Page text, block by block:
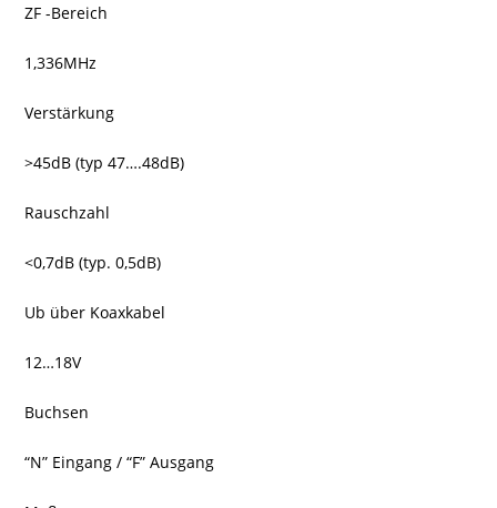
ZF -Bereich
1,336MHz
Verstärkung
>45dB (typ 47….48dB)
Rauschzahl
<0,7dB (typ. 0,5dB)
Ub über Koaxkabel
12…18V
Buchsen
“N” Eingang / “F” Ausgang